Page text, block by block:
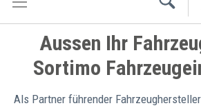
Aussen Ihr
Sortimo
Als Partner führender